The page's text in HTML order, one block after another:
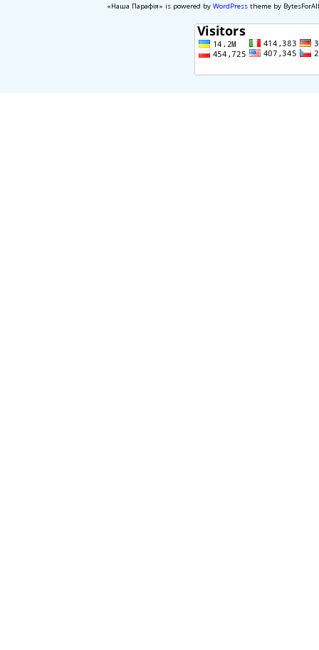
«Наша Парафія» is powered by WordPresstheme by